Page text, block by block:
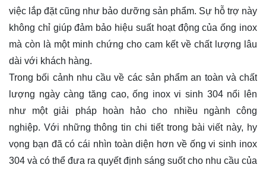
việc lắp đặt cũng như bảo dưỡng sản phẩm. Sự hỗ trợ này
không chỉ giúp đảm bảo hiệu suất hoạt động của ống inox
mà còn là một minh chứng cho cam kết về chất lượng lâu
dài với khách hàng.
Trong bối cảnh nhu cầu về các sản phẩm an toàn và chất
lượng ngày càng tăng cao, ống inox vi sinh 304 nổi lên
như một giải pháp hoàn hảo cho nhiều ngành công
nghiệp. Với những thông tin chi tiết trong bài viết này, hy
vọng bạn đã có cái nhìn toàn diện hơn về ống vi sinh inox
304 và có thể đưa ra quyết định sáng suốt cho nhu cầu của